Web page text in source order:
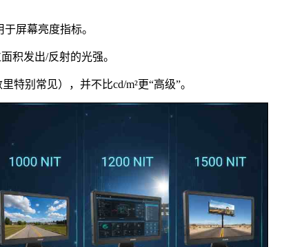
屏幕亮度指标。
积发出/反射的光强。
别常见），并不比cd/m²更“高级”。